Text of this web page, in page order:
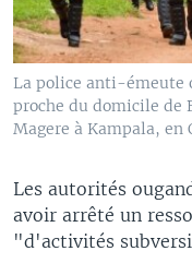
La police anti-émeute
proche du domicile de
Magere à Kampala, en
Les autorités
avoir arrêté un
"d'activités